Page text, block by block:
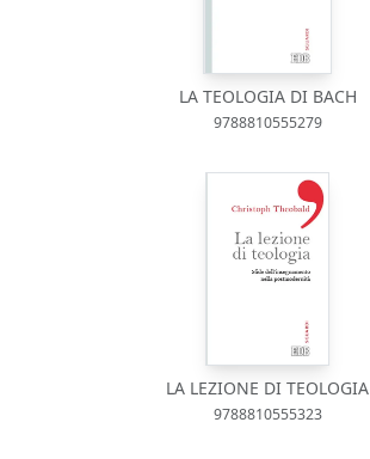
LA TEOLOGIA DI BACH
9788810555279
LA LEZIONE DI TEOLOGIA
9788810555323